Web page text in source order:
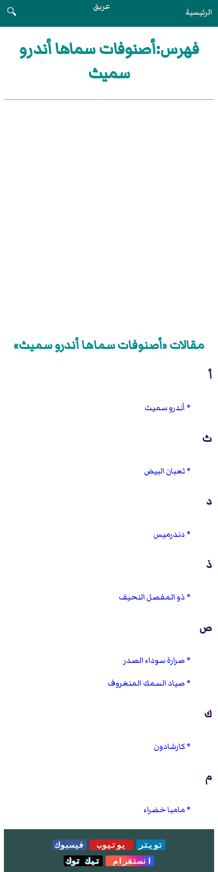
الرئيسية عريق
🔍
فهرس:أصنوفات سماها أندرو
سميث
مقالات «أصنوفات سماها أندرو سميث»
أ
أندرو سميث
ث
ثعبان البيض
د
دندرميس
ذ
ذو المفصل النحيف
ص
صرارة سوداء الصدر
صياد السمك المنغروف
ك
كارشادون
م
مامبا خضراء
تويتر يوتيوب
فيسبوك
انستقرام
تيك توك